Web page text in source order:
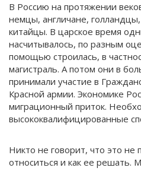
В Россию на протяжении
немцы, англичане,
китайцы. В царское время
насчитывалось, по разным
помощью строилась, в
магистраль. А потом они в
принимали участие в
Красной армии. Экономике
миграционный приток.
высококвалифицированные
Никто не говорит, что это не
относиться и как ее решать.